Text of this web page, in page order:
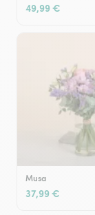
49,99 €
Musa
37,99 €